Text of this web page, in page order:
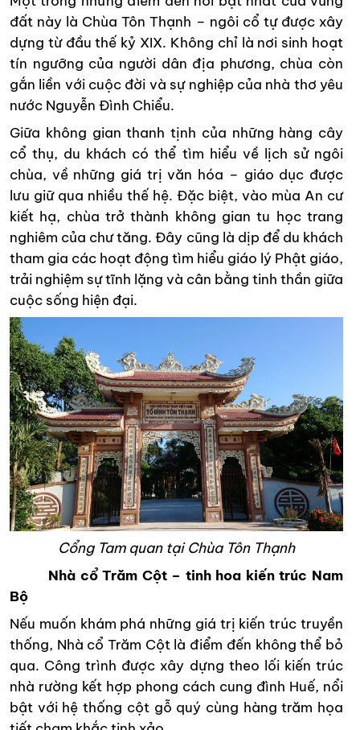
đất này là Chùa Tôn Thạnh – ngôi cổ tự được xây
dựng từ đầu thế kỷ XIX. Không chỉ là nơi sinh hoạt
tín ngưỡng của người dân địa phương, chùa còn
gắn liền với cuộc đời và sự nghiệp của nhà thơ yêu
nước Nguyễn Đình Chiểu.
Giữa không gian thanh tịnh của những hàng cây
cổ thụ, du khách có thể tìm hiểu về lịch sử ngôi
chùa, về những giá trị văn hóa – giáo dục được
lưu giữ qua nhiều thế hệ. Đặc biệt, vào mùa An cư
kiết hạ, chùa trở thành không gian tu học trang
nghiêm của chư tăng. Đây cũng là dịp để du khách
tham gia các hoạt động tìm hiểu giáo lý Phật giáo,
trải nghiệm sự tĩnh lặng và cân bằng tinh thần giữa
cuộc sống hiện đại.
Cổng Tam quan tại Chùa Tôn Thạnh
Nhà cổ Trăm Cột – tinh hoa kiến trúc Nam
Bộ
Nếu muốn khám phá những giá trị kiến trúc truyền
thống, Nhà cổ Trăm Cột là điểm đến không thể bỏ
qua. Công trình được xây dựng theo lối kiến trúc
nhà rường kết hợp phong cách cung đình Huế, nổi
bật với hệ thống cột gỗ quý cùng hàng trăm họa